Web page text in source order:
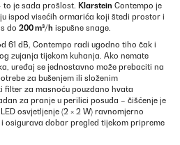
to je sada prošlost. Klarstein Contempo je
ispod visećih ormarića koji štedi prostor i
do 200 m³/h ispušne snage.
61 dB, Contempo radi ugodno tiho čak i
zujanja tijekom kuhanja. Ako nemate
uređaj se jednostavno može prebaciti na
za bušenjem ili složenim
filter za masnoću pouzdano hvata
za pranje u perilici posuđa – čišćenje je
osvjetljenje (2 × 2 W) ravnomjerno
osigurava dobar pregled tijekom pripreme